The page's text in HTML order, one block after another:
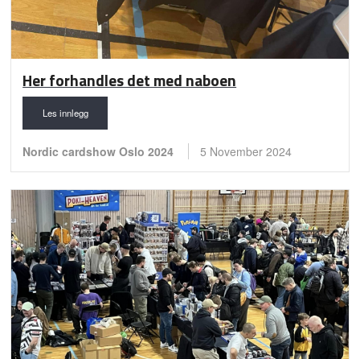
Her forhandles det med naboen
Les innlegg
Nordic cardshow Oslo 2024 5 November 2024